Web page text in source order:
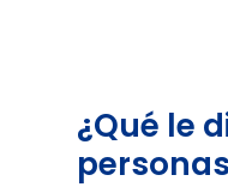
¿Qué le